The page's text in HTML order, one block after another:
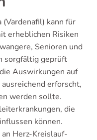
(Vardenafil) kann für
erheblichen Risiken
Senioren und
sorgfältig geprüft
Auswirkungen auf
erforscht,
werden sollte.
die
können.
Herz-Kreislauf-